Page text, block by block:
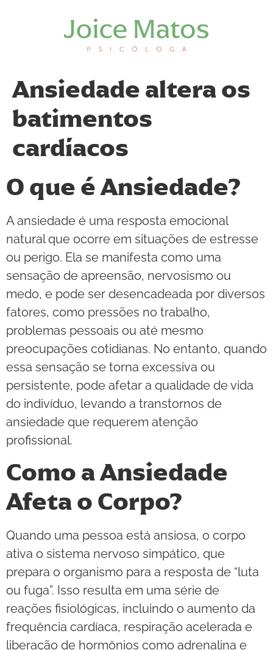
Ansiedade altera os
batimentos
cardíacos
O que é Ansiedade?
A ansiedade é uma resposta emocional
natural que ocorre em situações de estresse
ou perigo. Ela se manifesta como uma
sensação de apreensão, nervosismo ou
medo, e pode ser desencadeada por diversos
fatores, como pressões no trabalho,
problemas pessoais ou até mesmo
preocupações cotidianas. No entanto, quando
essa sensação se torna excessiva ou
persistente, pode afetar a qualidade de vida
do indivíduo, levando a transtornos de
ansiedade que requerem atenção
profissional.
Como a Ansiedade
Afeta o Corpo?
Quando uma pessoa está ansiosa, o corpo
ativa o sistema nervoso simpático, que
prepara o organismo para a resposta de “luta
ou fuga”. Isso resulta em uma série de
reações fisiológicas, incluindo o aumento da
frequência cardíaca, respiração acelerada e
liberação de hormônios como adrenalina e